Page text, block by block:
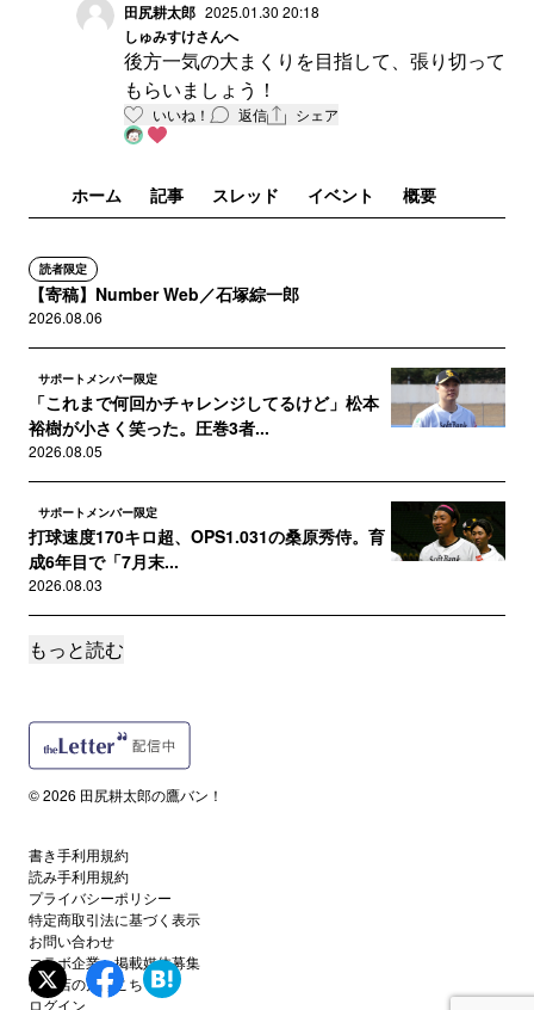
田尻耕太郎 2025.01.30 20:18
しゅみすけさんへ
後方一気の大まくりを目指して、張り切って
もらいましょう！
いいね！ 返信 シェア
ホーム 記事 スレッド イベント 概要
読者限定
【寄稿】Number Web／石塚綜一郎
2026.08.06
サポートメンバー限定
「これまで何回かチャレンジしてるけど」松本
裕樹が小さく笑った。圧巻3者...
2026.08.05
サポートメンバー限定
打球速度170キロ超、OPS1.031の桑原秀侍。育
成6年目で「7月末...
2026.08.03
サポートメンバー限定
2026.08.03
秋広優人がトップタイ8号も、斉藤和巳2軍監督
2026.08.02
サポートメンバー限定
波乱起きた！九州アジアリーグ後期Ｔ初日／試
合レポート＆写真
2026.08.01
もっと読む
© 2026 田尻耕太郎の鷹バン！
書き手利用規約
読み手利用規約
プライバシーポリシー
特定商取引法に基づく表示
お問い合わせ
コラボ企業・掲載媒体募集
代理店の方はこちら
ログイン